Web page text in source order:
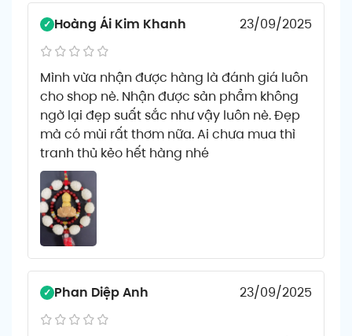
Hoàng Ái Kim Khanh 23/09/2025
Mình vừa nhận được hàng là đánh giá luôn
cho shop nè. Nhận được sản phẩm không
ngờ lại đẹp suất sắc như vậy luôn nè. Đẹp
mà có mùi rất thơm nữa. Ai chưa mua thì
tranh thủ kẻo hết hàng nhé
Phan Diệp Anh 23/09/2025